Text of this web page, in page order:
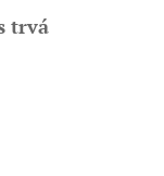
trvá